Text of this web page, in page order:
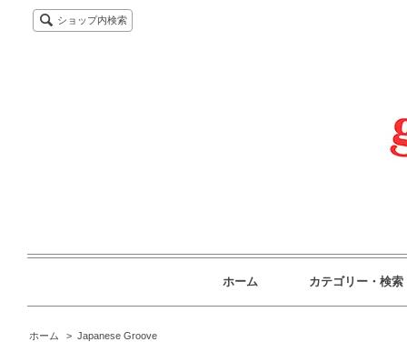
ショップ内検索
ホーム カテゴリー・検索
ホーム > Japanese Groove